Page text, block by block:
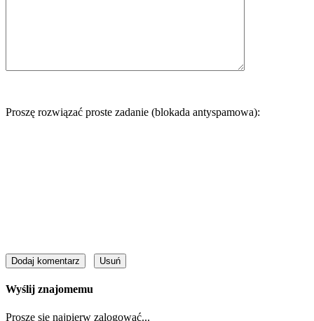
Proszę rozwiązać proste zadanie (blokada antyspamowa):
Wyślij znajomemu
Proszę się najpierw zalogować...